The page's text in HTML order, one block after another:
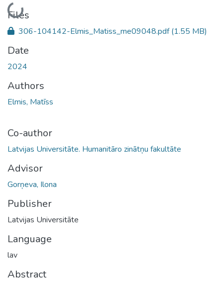
Loading...
Files
306-104142-Elmis_Matiss_me09048.pdf(1.55 MB)
Date
2024
Authors
Elmis, Matīss
Co-author
Latvijas Universitāte. Humanitāro zinātņu fakultāte
Advisor
Gorņeva, Ilona
Publisher
Latvijas Universitāte
Language
lav
Abstract